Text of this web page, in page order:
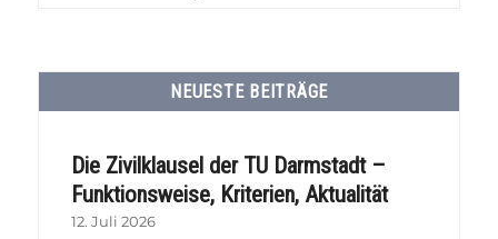
NEUESTE BEITRÄGE
Die Zivilklausel der TU Darmstadt –
Funktionsweise, Kriterien, Aktualität
12. Juli 2026